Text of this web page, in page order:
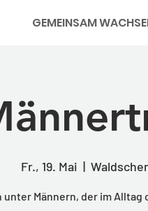
GEMEINSAM
Fr., 19. Mai
  |
unter Männern, der im Alltag